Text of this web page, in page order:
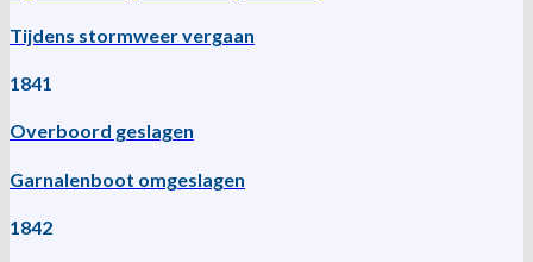
Tijdens stormweer vergaan
1841
Overboord geslagen
Garnalenboot omgeslagen
1842